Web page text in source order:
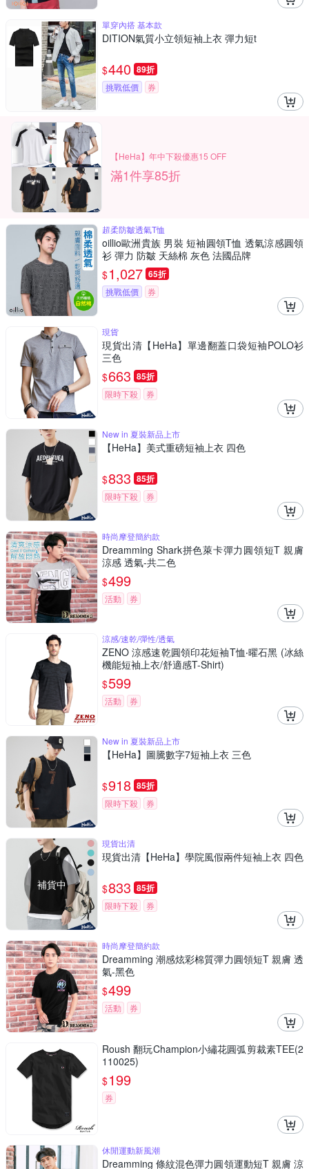
單穿內搭 基本款
DITION氣質小立領短袖上衣 彈力短t
$440 89折
挑戰低價 券
【HeHa】年中下殺優惠15 OFF
滿1件享85折
超柔防皺透氣T恤
oillio歐洲貴族 男裝 短袖圓領T恤 透氣涼感圓領
衫 彈力 防皺 天絲棉 灰色 法國品牌
$1,027 65折
挑戰低價 券
現貨
現貨出清【HeHa】單邊翻蓋口袋短袖POLO衫
三色
$663 85折
限時下殺 券
New in 夏裝新品上市
【HeHa】美式重磅短袖上衣 四色
$833 85折
限時下殺 券
時尚摩登簡約款
Dreamming Shark拼色萊卡彈力圓領短T 親膚
涼感 透氣-共二色
$499
活動 券
涼感/速乾/彈性/透氣
ZENO 涼感速乾圓領印花短袖T恤‧曜石黑 (冰絲
機能短袖上衣/舒適感T-Shirt)
$599
活動 券
New in 夏裝新品上市
【HeHa】圖騰數字7短袖上衣 三色
$918 85折
限時下殺 券
補貨中
現貨出清
現貨出清【HeHa】學院風假兩件短袖上衣 四色
$833 85折
限時下殺 券
時尚摩登簡約款
Dreamming 潮感炫彩棉質彈力圓領短T 親膚 透
氣-黑色
$499
活動 券
Roush 翻玩Champion小繡花圓弧剪裁素TEE(2
110025)
$199
券
休閒運動新風潮
Dreamming 條紋混色彈力圓領運動短T 親膚 涼